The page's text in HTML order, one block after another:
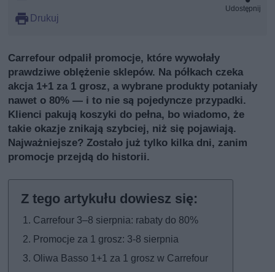
Drukuj
Udostępnij
Carrefour odpalił promocje, które wywołały
prawdziwe oblężenie sklepów. Na półkach czeka
akcja 1+1 za 1 grosz, a wybrane produkty potaniały
nawet o 80% — i to nie są pojedyncze przypadki.
Klienci pakują koszyki do pełna, bo wiadomo, że
takie okazje znikają szybciej, niż się pojawiają.
Najważniejsze? Zostało już tylko kilka dni, zanim
promocje przejdą do historii.
Carrefour 3–8 sierpnia: rabaty do 80%
Promocje za 1 grosz: 3-8 sierpnia
Oliwa Basso 1+1 za 1 grosz w Carrefour